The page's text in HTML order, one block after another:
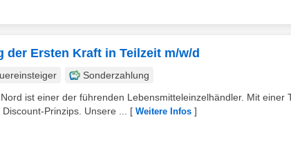
der Ersten Kraft in Teilzeit m/w/d
Sonderzahlung
ist einer der führenden Lebensmitteleinzelhändler. Mit einer
Prinzips. Unsere ...
[ Weitere Infos ]